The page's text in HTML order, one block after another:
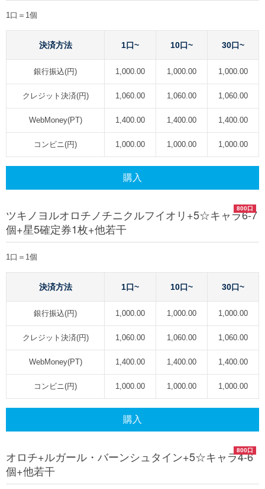
1口＝1個
決済方法 1口~ 10口~ 30口~
銀行振込(円) 1,000.00 1,000.00 1,000.00
クレジット決済(円) 1,060.00 1,060.00 1,060.00
WebMoney(PT) 1,400.00 1,400.00 1,400.00
コンビニ(円) 1,000.00 1,000.00 1,000.00
購入
800口
ツキノヨルオロチノチニクルフイオリ+5☆キャラ6-7
個+星5確定券1枚+他若干
1口＝1個
決済方法 1口~ 10口~ 30口~
銀行振込(円) 1,000.00 1,000.00 1,000.00
クレジット決済(円) 1,060.00 1,060.00 1,060.00
WebMoney(PT) 1,400.00 1,400.00 1,400.00
コンビニ(円) 1,000.00 1,000.00 1,000.00
購入
800口
オロチ+ルガール・バーンシュタイン+5☆キャラ4-6
個+他若干